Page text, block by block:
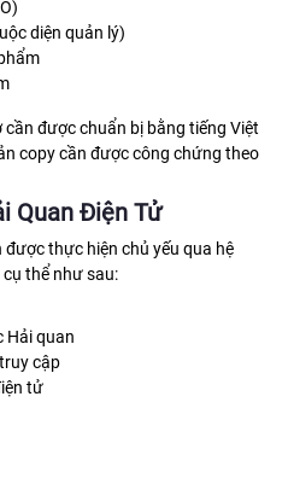
diện quản lý)
được chuẩn bị bằng tiếng Việt
copy cần được công chứng theo
Quan Điện Tử
được thực hiện chủ yếu qua hệ
thể như sau:
Hải quan
cập
tử